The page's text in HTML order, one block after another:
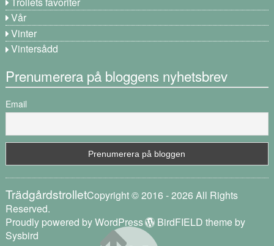
Vår
Vinter
Vintersådd
Prenumerera på bloggens nyhetsbrev
Email
TrädgårdstrolletCopyright © 2016 - 2026 All Rights
Reserved.
Proudly powered by WordPress
BirdFIELD theme by
Sysbird